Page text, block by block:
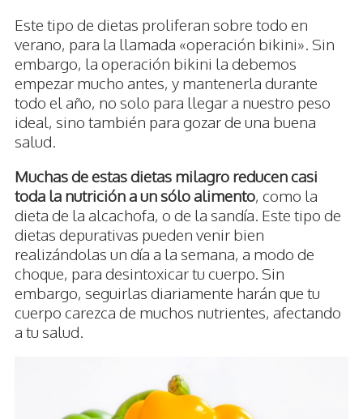
Este tipo de dietas proliferan sobre todo en
verano, para la llamada «operación bikini». Sin
embargo, la operación bikini la debemos
empezar mucho antes, y mantenerla durante
todo el año, no solo para llegar a nuestro peso
ideal, sino también para gozar de una buena
salud.
Muchas de estas dietas milagro reducen casi
toda la nutrición a un sólo alimento, como la
dieta de la alcachofa, o de la sandía. Este tipo de
dietas depurativas pueden venir bien
realizándolas un día a la semana, a modo de
choque, para desintoxicar tu cuerpo. Sin
embargo, seguirlas diariamente harán que tu
cuerpo carezca de muchos nutrientes, afectando
a tu salud.